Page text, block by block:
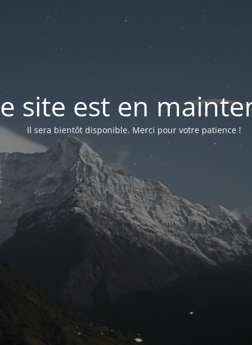
site est en
Il sera bientôt disponible. Merci pour votre patience !